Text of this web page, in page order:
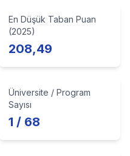
En Düşük Taban Puan
(2025)
208,49
Üniversite / Program
Sayısı
1 / 68